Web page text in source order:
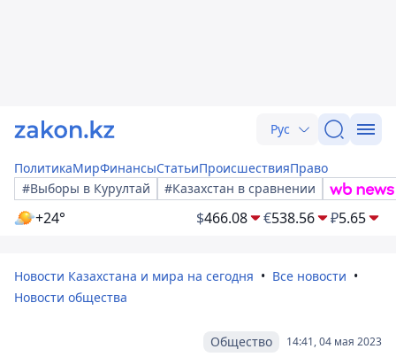
Рус
ПолитикаМирФинансыСтатьиПроисшествияПраво
#Выборы в Курултай
#Казахстан в сравнении
+24° $466.08 €538.56 ₽5.65
Новости Казахстана и мира на сегодня
Все новости
Новости общества
14:41, 04 мая 2023
Общество